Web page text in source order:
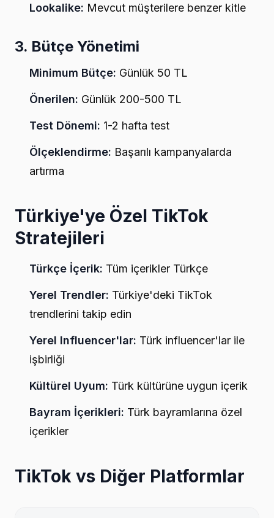
Lookalike: Mevcut müşterilere benzer kitle
3. Bütçe Yönetimi
Minimum Bütçe: Günlük 50 TL
Önerilen: Günlük 200-500 TL
Test Dönemi: 1-2 hafta test
Ölçeklendirme: Başarılı kampanyalarda
artırma
Türkiye'ye Özel TikTok
Stratejileri
Türkçe İçerik: Tüm içerikler Türkçe
Yerel Trendler: Türkiye'deki TikTok
trendlerini takip edin
Yerel Influencer'lar: Türk influencer'lar ile
işbirliği
Kültürel Uyum: Türk kültürüne uygun içerik
Bayram İçerikleri: Türk bayramlarına özel
içerikler
TikTok vs Diğer Platformlar